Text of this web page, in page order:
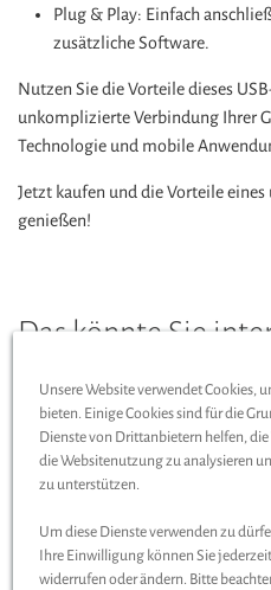
Plug & Play: Einfach
zusätzliche Software.
Nutzen Sie die Vorteile dieses
unkomplizierte Verbindung Ihrer
Technologie und mobile
Jetzt kaufen und die Vorteile
genießen!
Das könnte Sie
Wird auch oft von
Unsere Website verwendet Cookies,
bieten. Einige Cookies sind für die
Dienste von Drittanbietern helfen,
die Websitenutzung zu analysieren
zu unterstützen.
Um diese Dienste verwenden zu
Ihre Einwilligung können Sie
widerrufen oder ändern. Bitte